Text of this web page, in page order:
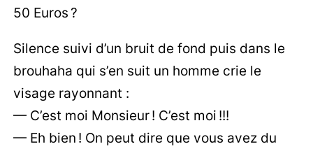
50 Euros ?
Silence suivi d’un bruit de fond puis dans le
brouhaha qui s’en suit un homme crie le
visage rayonnant :
— C’est moi Monsieur ! C’est moi !!!
— Eh bien ! On peut dire que vous avez du